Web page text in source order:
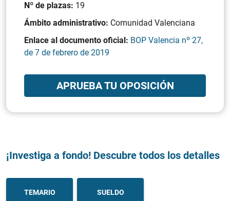
Nº de plazas: 19
Ámbito administrativo: Comunidad Valenciana
Enlace al documento oficial: BOP Valencia nº 27,
de 7 de febrero de 2019
APRUEBA TU OPOSICIÓN
¡Investiga a fondo! Descubre todos los detalles
TEMARIO SUELDO